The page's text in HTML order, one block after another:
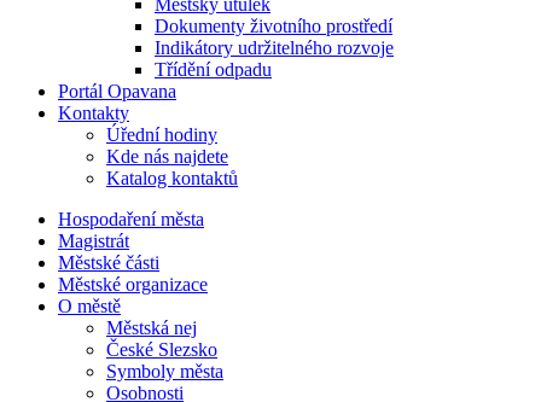
Městský útulek
Dokumenty životního prostředí
Indikátory udržitelného rozvoje
Třídění odpadu
Portál Opavana
Kontakty
Úřední hodiny
Kde nás najdete
Katalog kontaktů
Hospodaření města
Magistrát
Městské části
Městské organizace
O městě
Městská nej
České Slezsko
Symboly města
Osobnosti